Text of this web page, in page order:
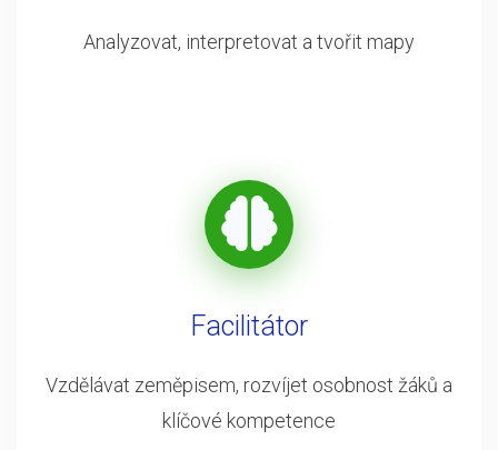
Analyzovat, interpretovat a tvořit mapy
Facilitátor
Vzdělávat zeměpisem, rozvíjet osobnost žáků a
klíčové kompetence